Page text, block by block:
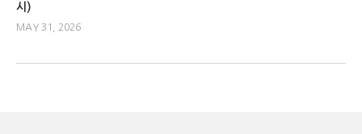
시)
MAY 31, 2026